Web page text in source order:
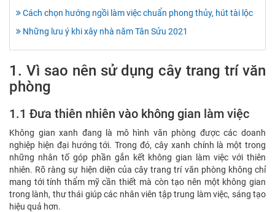
Cách chọn hướng ngồi làm việc chuẩn phong thủy, hút tài lộc
Những lưu ý khi xây nhà năm Tân Sửu 2021
1. Vì sao nên sử dụng cây trang trí văn
phòng
1.1 Đưa thiên nhiên vào không gian làm việc
Không gian xanh đang là mô hình văn phòng được các doanh
nghiệp hiện đại hướng tới. Trong đó, cây xanh chính là một trong
những nhân tố góp phần gắn kết không gian làm việc với thiên
nhiên. Rõ ràng sự hiện diện của cây trang trí văn phòng không chỉ
mang tới tính thẩm mỹ cần thiết mà còn tạo nên một không gian
trong lành, thư thái giúp các nhân viên tập trung làm việc, sáng tạo
hiệu quả hơn.